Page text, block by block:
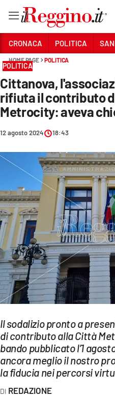
Sezioni
CRONACA
POLITICA
SANITÀ
AMBIENTE
SOCIETÀ
CULTURA
ECONOMIA E LAVORO
EVENTI
SPORT
Streaming
LAC NETWORK
LAC ONAIR
Network
CRONACA POLITICA
HOME PAGE POLITICA
POLITICA
Cittanova,
rifiuta il contributo
Metrocity: aveva
12 agosto 2024 18:43
Il sodalizio pronto a
di contributo alla Città
bando pubblicato l’1
ancora meglio il nostro
la fiducia nei percorsi
REDAZIONE